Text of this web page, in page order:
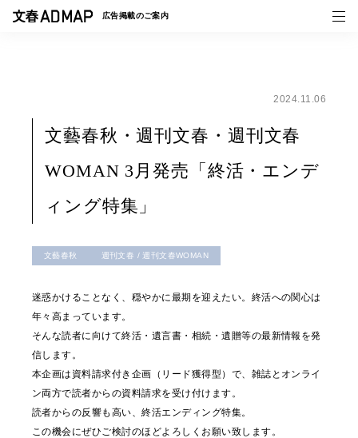
広告掲載のご案内
事例一覧
トピックス
2024.11.06
文藝春秋・週刊文春・週刊文春
WOMAN 3月発売「終活・エンデ
ィング特集」
文藝春秋 週刊文春 / 週刊文春WOMAN
迷惑かけることなく、穏やかに最期を迎えたい。終活への関心は
年々高まっています。
そんな読者に向けて終活・遺言書・相続・遺贈等の最新情報を発
信します。
本企画は資料請求付き企画（リード獲得型）で、雑誌とオンライ
ン両方で読者からの資料請求を受け付けます。
読者からの反響も高い、終活エンディング特集。
この機会にぜひご検討のほどよろしくお願い致します。